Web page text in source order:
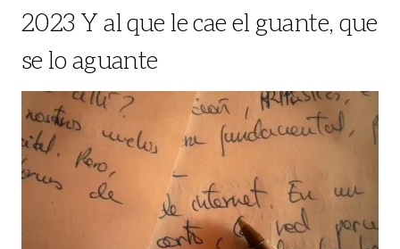
2023 Y al que le cae el guante, que
se lo aguante